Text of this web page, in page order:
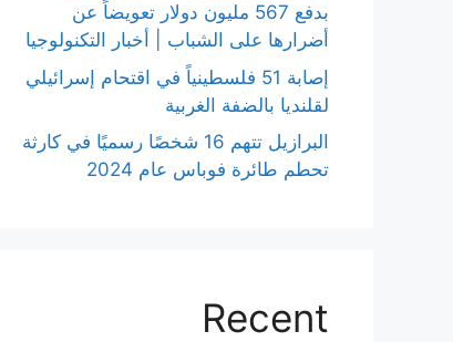
بدفع 567 مليون دولار تعويضاً عن
أضرارها على الشباب | أخبار التكنولوجيا
إصابة 51 فلسطينياً في اقتحام إسرائيلي
لقلنديا بالضفة الغربية
البرازيل تتهم 16 شخصًا رسميًا في كارثة
تحطم طائرة فوباس عام 2024
Recent